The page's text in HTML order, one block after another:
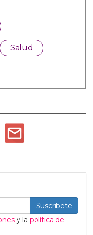
Salud
Suscribete
y la política de